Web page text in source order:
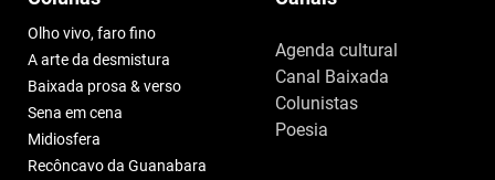
Olho vivo, faro fino
A arte da desmistura
Baixada prosa & verso
Sena em cena
Midiosfera
Recôncavo da Guanabara
Agenda cultural
Canal Baixada
Colunistas
Poesia